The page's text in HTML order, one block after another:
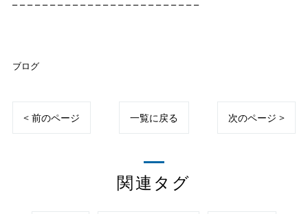
ブログ
< 前のページ 一覧に戻る 次のページ >
関連タグ